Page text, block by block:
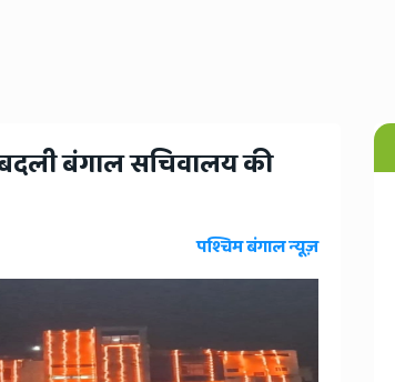
बदली बंगाल सचिवालय की
पश्चिम बंगाल न्यूज़